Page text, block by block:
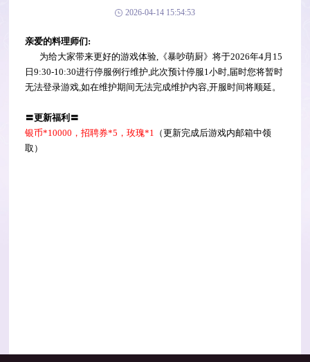
2026-04-14 15:54:53
亲爱的料理师们:
为给大家带来更好的游戏体验,《暴吵萌厨》将于2026年4月15
日9:30-10:30进行停服例行维护,此次预计停服1小时,届时您将暂时
无法登录游戏,如在维护期间无法完成维护内容,开服时间将顺延。
〓更新福利〓
银币*10000，招聘券*5，玫瑰*1
（更新完成后游戏内邮箱中领
取）